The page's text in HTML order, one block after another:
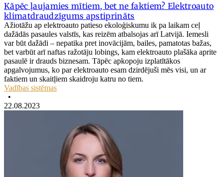
Kāpēc ļaujamies mītiem, bet ne faktiem? Elektroauto
klimatdraudzīgums apstiprināts
Ažiotāžu ap elektroauto patieso ekoloģiskumu ik pa laikam ceļ
dažādās pasaules valstīs, kas reizēm atbalsojas arī Latvijā. Iemesli
var būt dažādi – nepatika pret inovācijām, bailes, pamatotas bažas,
bet varbūt arī naftas ražotāju lobings, kam elektroauto plašāka aprite
pasaulē ir drauds biznesam. Tāpēc apkopoju izplatītākos
apgalvojumus, ko par elektroauto esam dzirdējuši mēs visi, un ar
faktiem un skaitļiem skaidroju katru no tiem.
Vadības sistēmas
•
22.08.2023